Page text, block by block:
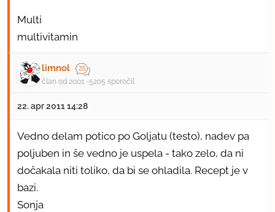
Multi
multivitamin
limnol
član od 2001 5205 sporočil
22. apr 2011 14:28
Vedno delam potico po Goljatu (testo), nadev pa
poljuben in še vedno je uspela - tako zelo, da ni
dočakala niti toliko, da bi se ohladila. Recept je v
bazi.
Sonja